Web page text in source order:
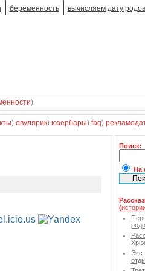
беременность вычисляем дату родов
)
) овулярик) юзербары) faq)
Поиск:
На
(